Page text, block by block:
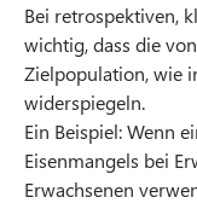
Bei retrospektiven,
wichtig, dass die
Zielpopulation, wie
widerspiegeln.
Ein Beispiel: Wenn
Eisenmangels bei
Erwachsenen